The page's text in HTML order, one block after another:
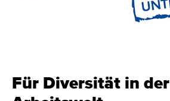
Für Diversität in der